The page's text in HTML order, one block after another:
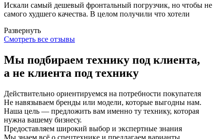
Искали самый дешевый фронтальный погрузчик, но чтобы не
самого худшего качества. В целом получили что хотели
Развернуть
Смотреть все отзывы
Мы подбираем технику под клиента,
а не клиента под технику
Действительно ориентируемся на потребности покупателя
Не навязываем бренды или модели, которые выгодны нам.
Наша цель — предложить вам именно ту технику, которая
нужна вашему бизнесу.
Предоставляем широкий выбор и экспертные знания
Мы знаем всё о спецтехнике и предлагаем варианты